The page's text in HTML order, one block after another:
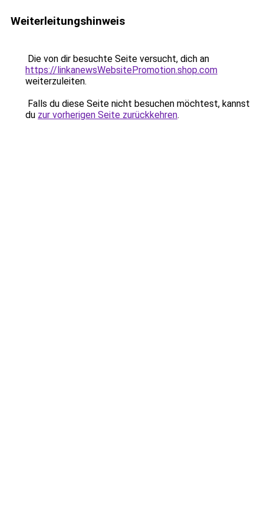
Weiterleitungshinweis
Die von dir besuchte Seite versucht, dich an
https://linkanewsWebsitePromotion.shop.com
weiterzuleiten.
Falls du diese Seite nicht besuchen möchtest, kannst
du zur vorherigen Seite zurückkehren.